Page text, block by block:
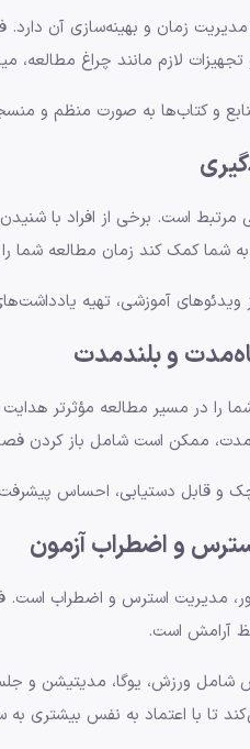
زمان و بهینه‌سازی آن دارد.
لازم مانند چراغ
و کتاب‌ها به صورت منظم و
است. برخی از افراد با شنیدن
شما کمک کند زمان مطالعه شما را
ویدئوهای آموزشی، تهیه
در مسیر مطالعه مؤثرتر
ممکن است شامل باز کردن
و قابل دستیابی، احساس
و اضطراب آزمون
مدیریت استرس و اضطراب است.
آرامش است.
ورزش، یوگا، مدیتیشن و
تا با اعتماد به نفس بیشتری